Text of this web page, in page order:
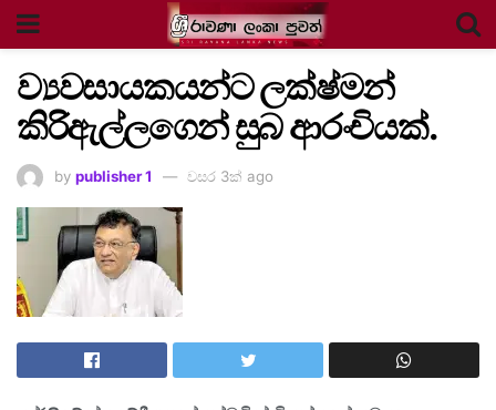
ව්‍යවසායකයන්ට ලක්ෂ්මන්
කිරිඇල්ලගෙන් සුබ ආරංචියක්.
by publisher 1 වසර 3ක් ago